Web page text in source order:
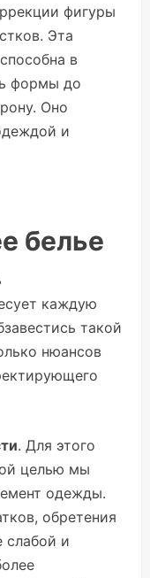
фигуры
Эта
в
формы до
Оно
и
белье
каждую
такой
нюансов
. Для этого
целью мы
одежды.
обретения
слабой и